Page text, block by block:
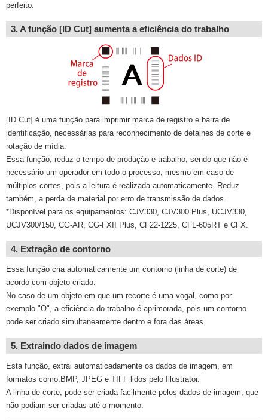
perfeito.
3. A função [ID Cut] aumenta a eficiência do trabalho
[ID Cut] é uma função para imprimir marca de registro e barra de
identificação, necessárias para reconhecimento de detalhes de corte e
rotação de mídia.
Essa função, reduz o tempo de produção e trabalho, sendo que não é
necessário um operador em todo o processo, mesmo em caso de
múltiplos cortes, pois a leitura é realizada automaticamente. Reduz
também, a perda de material por erro de transmissão de dados.
*Disponível para os equipamentos: CJV330, CJV300 Plus, UCJV330,
UCJV300/150, CG-AR, CG-FXII Plus, CF22-1225, CFL-605RT e CFX.
4. Extração de contorno
Essa função cria automaticamente um contorno (linha de corte) de
acordo com objeto criado.
No caso de um objeto em que um recorte é uma vogal, como por
exemplo "O", a eficiência do trabalho é aprimorada, pois um contorno
pode ser criado simultaneamente dentro e fora das áreas.
5. Extraindo dados de imagem
Esta função, extrai automaticadamente os dados de imagem, em
formatos como:BMP, JPEG e TIFF lidos pelo Illustrator.
A linha de corte, pode ser criada facilmente pelos dados de imagem, que
não podiam ser criadas até o momento.